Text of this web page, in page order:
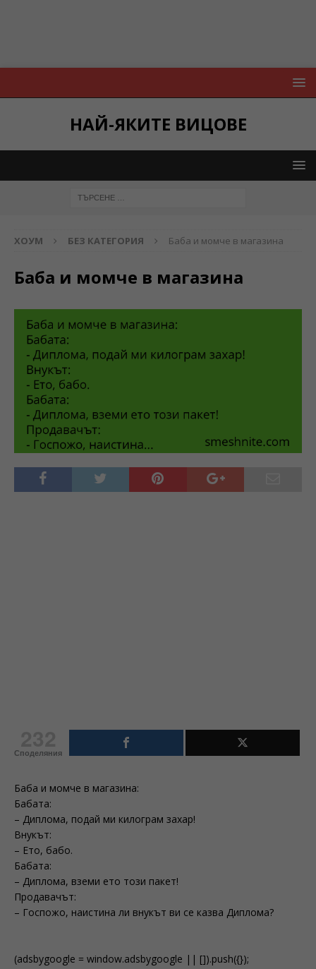
НАЙ-ЯКИТЕ ВИЦОВЕ
ХОУМ БЕЗ КАТЕГОРИЯ Баба и момче в магазина
Баба и момче в магазина
Споделяния
Баба и момче в магазина:
Бабата:
– Диплома, подай ми килограм захар!
Внукът:
– Ето, бабо.
Бабата:
– Диплома, вземи ето този пакет!
Продавачът:
– Госпожо, наистина ли внукът ви се казва Диплома?
(adsbygoogle = window.adsbygoogle || []).push({});